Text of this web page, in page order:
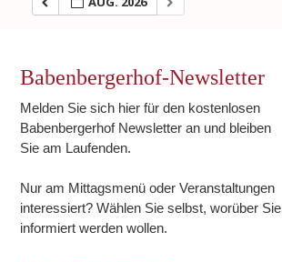
Babenbergerhof-Newsletter
Melden Sie sich hier für den kostenlosen
Babenbergerhof Newsletter an und bleiben
Sie am Laufenden.
Nur am Mittagsmenü oder Veranstaltungen
interessiert? Wählen Sie selbst, worüber Sie
informiert werden wollen.